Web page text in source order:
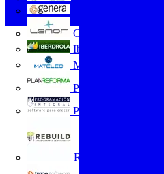
Grupo Lenor
Iberdrola
MATELEC
Plan Reforma
Programación Integral
REBUILD